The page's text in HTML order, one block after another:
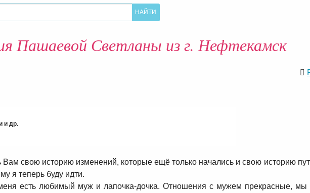
Пашаевой Светланы из г. Нефтекамск
и др.
Вам свою историю изменений, которые ещё только начались и свою историю
я теперь буду идти.
есть любимый муж и лапочка-дочка. Отношения с мужем прекрасные,